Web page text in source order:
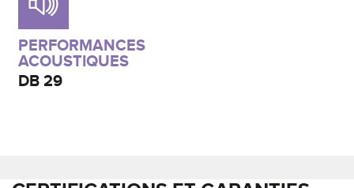
PERFORMANCES
ACOUSTIQUES
DB29